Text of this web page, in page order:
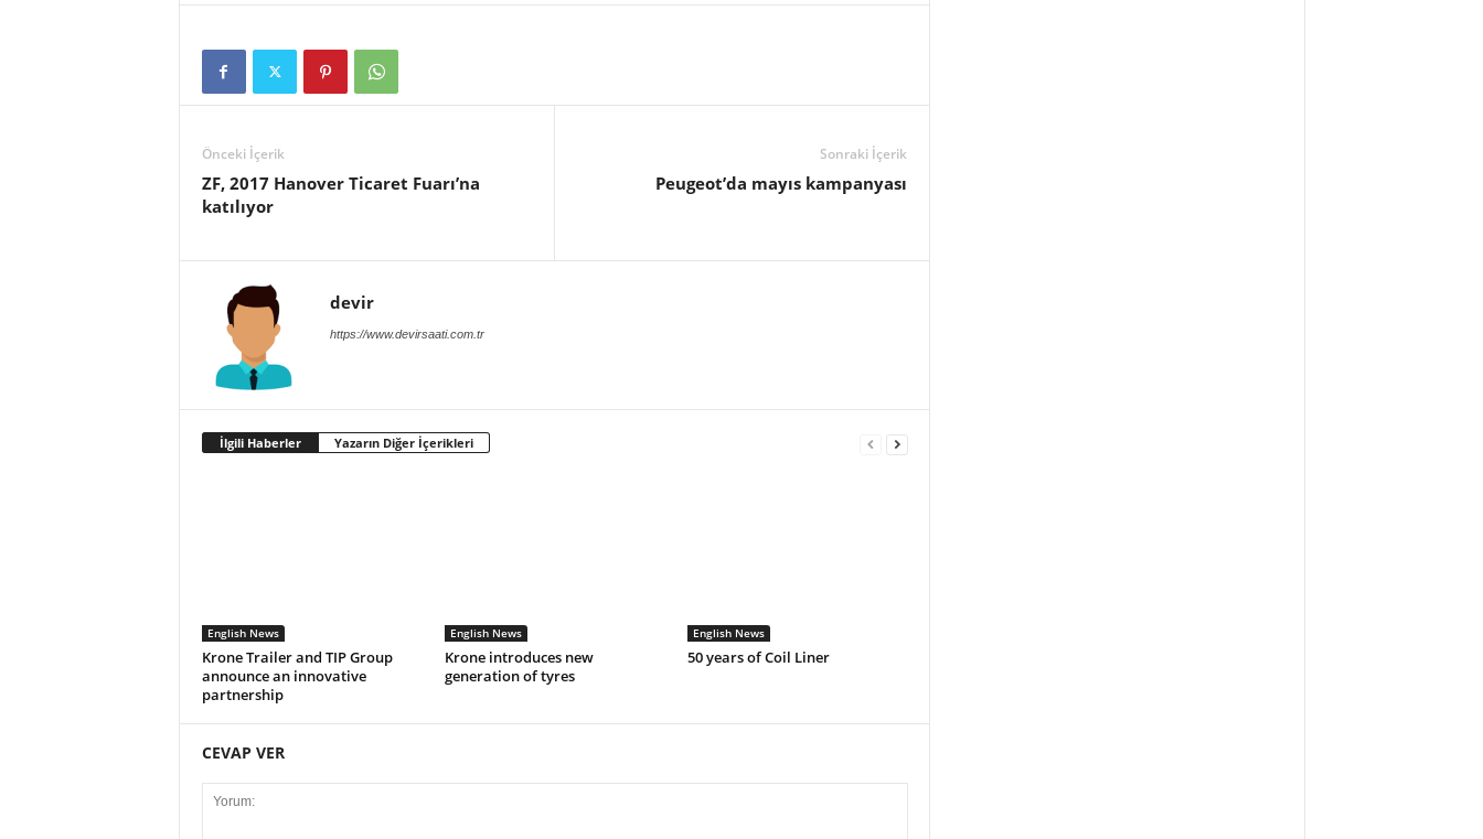
Önceki İçerik
ZF, 2017 Hanover Ticaret Fuarı’na
katılıyor
Sonraki İçerik
Peugeot’da mayıs kampanyası
devir
https://www.devirsaati.com.tr
İlgili Haberler Yazarın Diğer İçerikleri
English News
Krone Trailer and TIP Group
announce an innovative
partnership
English News
Krone introduces new
generation of tyres
English News
50 years of Coil Liner
CEVAP VER